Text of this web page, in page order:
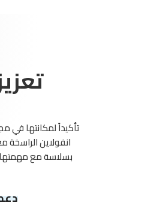
تأكيداً لمكانتها في
انفولاين
بسلاسة مع مهمتها